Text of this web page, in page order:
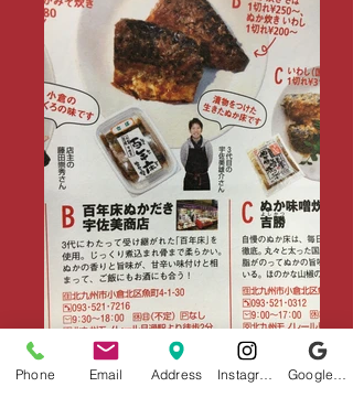
福岡Walker2017年2月号
福岡Walker2月号内の「ジモト愛」に掲載頂
Phone Email Address